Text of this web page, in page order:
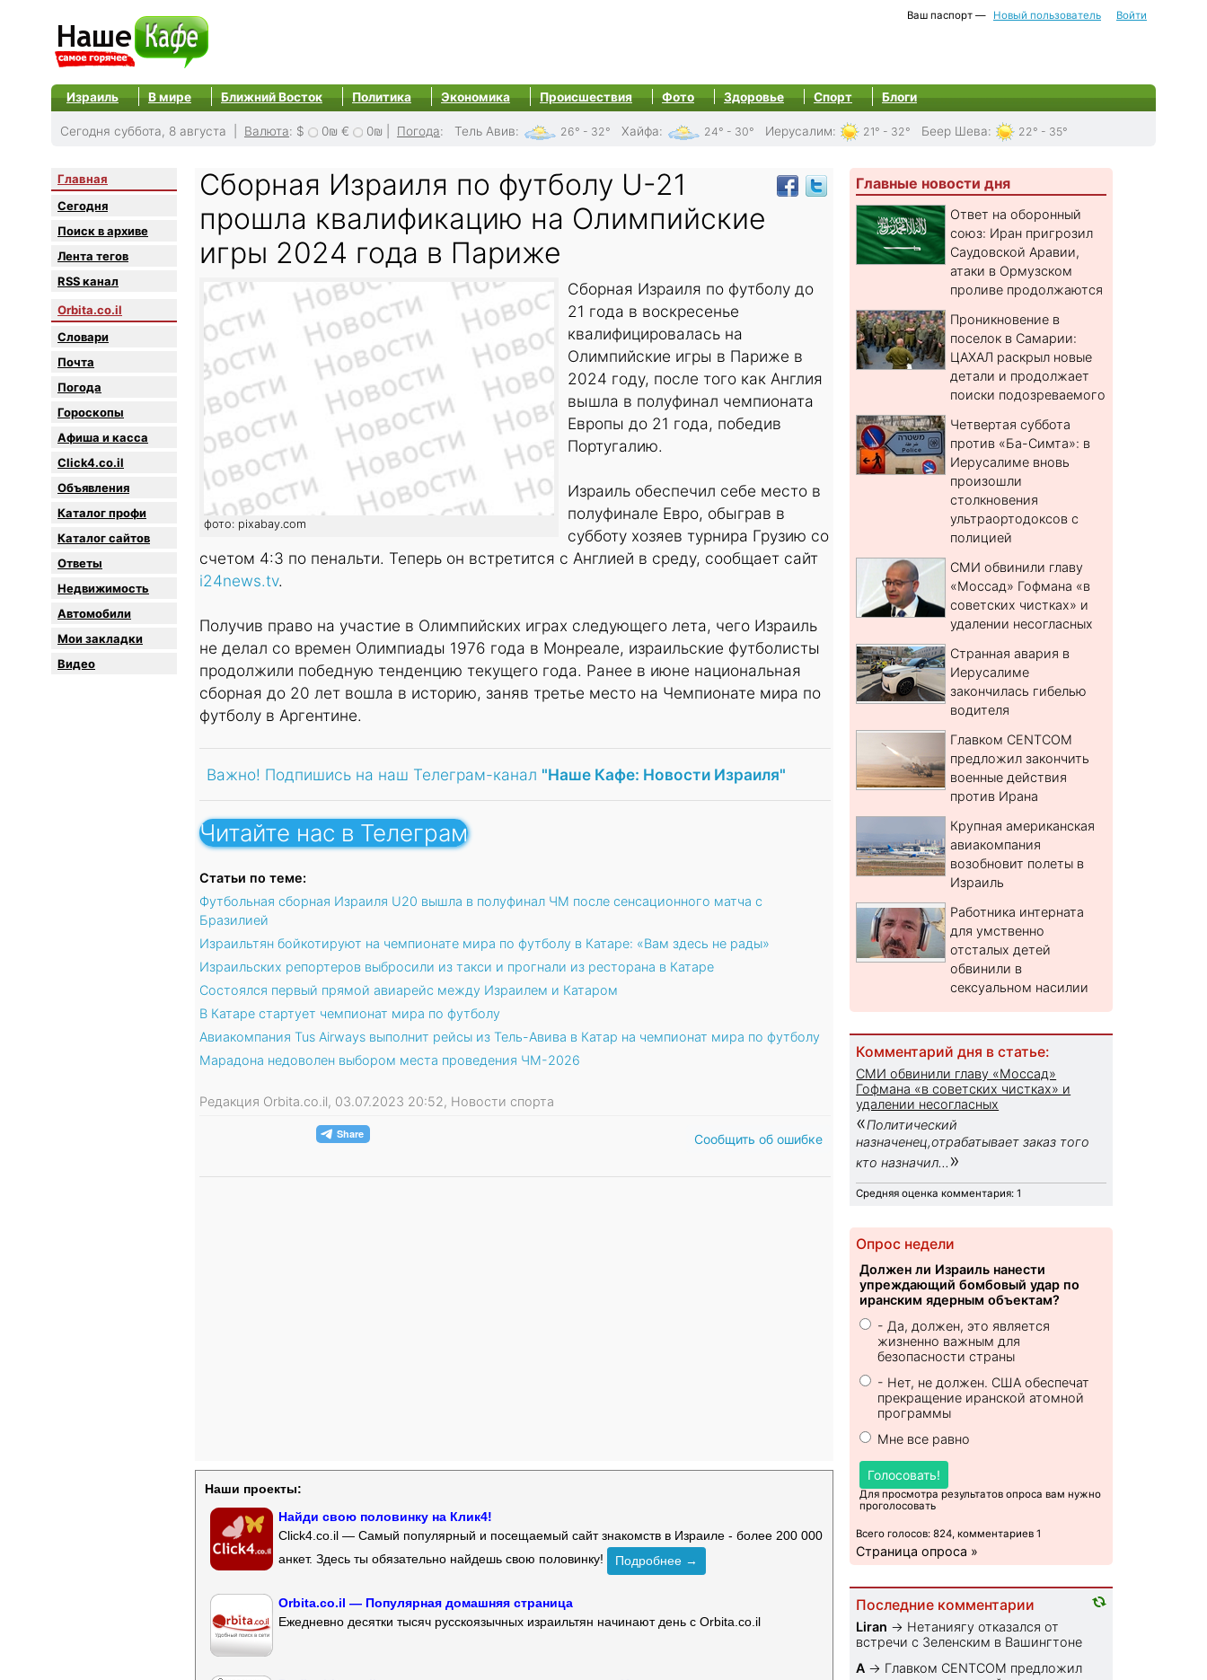
Ваш паспорт — Новый пользователь Войти
Израиль В мире Ближний Восток Политика Экономика Происшествия Фото Здоровье Спорт Блоги
Сегодня суббота, 8 августа | Валюта: $ 0₪ € 0₪ Погода: Тель Авив: 26° - 32° Хайфа: 24° - 30° Иерусалим: 21° - 32° Беер Шева: 22° - 35°
Главная
Сегодня
Поиск в архиве
Лента тегов
RSS канал
Orbita.co.il
Словари
Почта
Погода
Гороскопы
Афиша и касса
Click4.co.il
Объявления
Каталог профи
Каталог сайтов
Oтветы
Недвижимость
Автомобили
Мои закладки
Видео
Сборная Израиля по футболу U-21
прошла квалификацию на Олимпийские
игры 2024 года в Париже
фото: pixabay.com
Сборная Израиля по футболу до
21 года в воскресенье
квалифицировалась на
Олимпийские игры в Париже в
2024 году, после того как Англия
вышла в полуфинал чемпионата
Европы до 21 года, победив
Португалию.
Израиль обеспечил себе место в
полуфинале Евро, обыграв в
субботу хозяев турнира Грузию со
счетом 4:3 по пенальти. Теперь он встретится с Англией в среду, сообщает сайт
i24news.tv.
Получив право на участие в Олимпийских играх следующего лета, чего Израиль
не делал со времен Олимпиады 1976 года в Монреале, израильские футболисты
продолжили победную тенденцию текущего года. Ранее в июне национальная
сборная до 20 лет вошла в историю, заняв третье место на Чемпионате мира по
футболу в Аргентине.
Важно! Подпишись на наш Телеграм-канал "Наше Кафе: Новости Израиля"
Читайте нас в Телеграм
Статьи по теме:
Футбольная сборная Израиля U20 вышла в полуфинал ЧМ после сенсационного матча с
Бразилией
Израильтян бойкотируют на чемпионате мира по футболу в Катаре: «Вам здесь не рады»
Израильских репортеров выбросили из такси и прогнали из ресторана в Катаре
Состоялся первый прямой авиарейс между Израилем и Катаром
В Катаре стартует чемпионат мира по футболу
Авиакомпания Tus Airways выполнит рейсы из Тель-Авива в Катар на чемпионат мира по футболу
Марадона недоволен выбором места проведения ЧМ-2026
Редакция Orbita.co.il, 03.07.2023 20:52, Новости спорта
Сообщить об ошибке
Наши проекты:
Найди свою половинку на Клик4!
Click4.co.il — Самый популярный и посещаемый сайт знакомств в Израиле - более 200 000
анкет. Здесь ты обязательно найдешь свою половинку!
Подробнее →
Orbita.co.il — Популярная домашняя страница
Ежедневно десятки тысяч русскоязычных израильтян начинают день с Orbita.co.il
Главные новости дня
Ответ на оборонный
союз: Иран пригрозил
Саудовской Аравии,
атаки в Ормузском
проливе продолжаются
Проникновение в
поселок в Самарии:
ЦАХАЛ раскрыл новые
детали и продолжает
поиски подозреваемого
Четвертая суббота
против «Ба-Симта»: в
Иерусалиме вновь
произошли
столкновения
ультраортодоксов с
полицией
СМИ обвинили главу
«Моссад» Гофмана «в
советских чистках» и
удалении несогласных
Странная авария в
Иерусалиме
закончилась гибелью
водителя
Главком CENTCOM
предложил закончить
военные действия
против Ирана
Крупная американская
авиакомпания
возобновит полеты в
Израиль
Работника интерната
для умственно
отсталых детей
обвинили в
сексуальном насилии
Комментарий дня в статье:
СМИ обвинили главу «Моссад»
Гофмана «в советских чистках» и
удалении несогласных
«Политический
назначенец,отрабатывает заказ того
кто назначил... »
Средняя оценка комментария: 1
Опрос недели
Должен ли Израиль нанести
упреждающий бомбовый удар по
иранским ядерным объектам?
- Да, должен, это является
жизненно важным для
безопасности страны
- Нет, не должен. США обеспечат
прекращение иранской атомной
программы
Мне все равно
Голосовать!
Для просмотра результатов опроса вам нужно
проголосовать
Всего голосов: 824, комментариев 1
Страница опроса »
Последние комментарии
Liran → Нетаниягу отказался от
встречи с Зеленским в Вашингтоне
A → Главком CENTCOM предложил